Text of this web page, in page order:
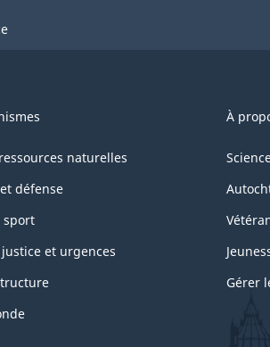
À
naturelles
défense
sport
et urgences
Gérer